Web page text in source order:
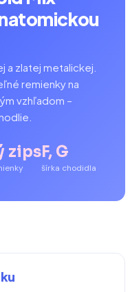
a zlatej metalickej.
remienky na
vzhľadom –
zipsF, G
šírka chodidla